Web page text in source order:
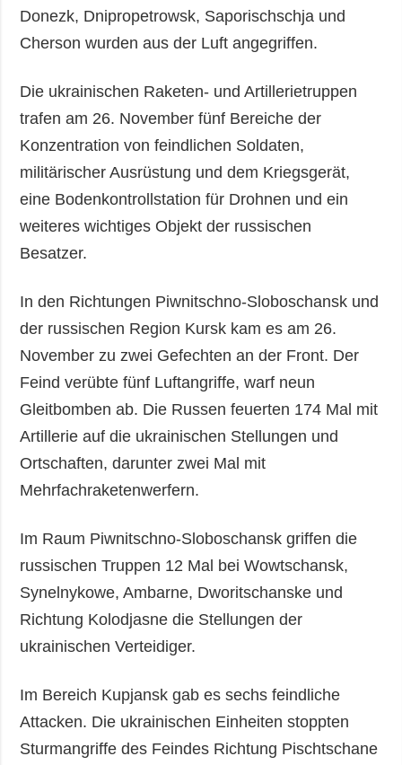
Donezk, Dnipropetrowsk, Saporischschja und
Cherson wurden aus der Luft angegriffen.
Die ukrainischen Raketen- und Artillerietruppen
trafen am 26. November fünf Bereiche der
Konzentration von feindlichen Soldaten,
militärischer Ausrüstung und dem Kriegsgerät,
eine Bodenkontrollstation für Drohnen und ein
weiteres wichtiges Objekt der russischen
Besatzer.
In den Richtungen Piwnitschno-Sloboschansk und
der russischen Region Kursk kam es am 26.
November zu zwei Gefechten an der Front. Der
Feind verübte fünf Luftangriffe, warf neun
Gleitbomben ab. Die Russen feuerten 174 Mal mit
Artillerie auf die ukrainischen Stellungen und
Ortschaften, darunter zwei Mal mit
Mehrfachraketenwerfern.
Im Raum Piwnitschno-Sloboschansk griffen die
russischen Truppen 12 Mal bei Wowtschansk,
Synelnykowe, Ambarne, Dworitschanske und
Richtung Kolodjasne die Stellungen der
ukrainischen Verteidiger.
Im Bereich Kupjansk gab es sechs feindliche
Attacken. Die ukrainischen Einheiten stoppten
Sturmangriffe des Feindes Richtung Pischtschane